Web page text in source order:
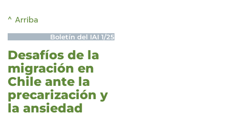
^ Arriba
Boletín del IAI 1/25
Desafíos de la
migración en
Chile ante la
precarización y
la ansiedad